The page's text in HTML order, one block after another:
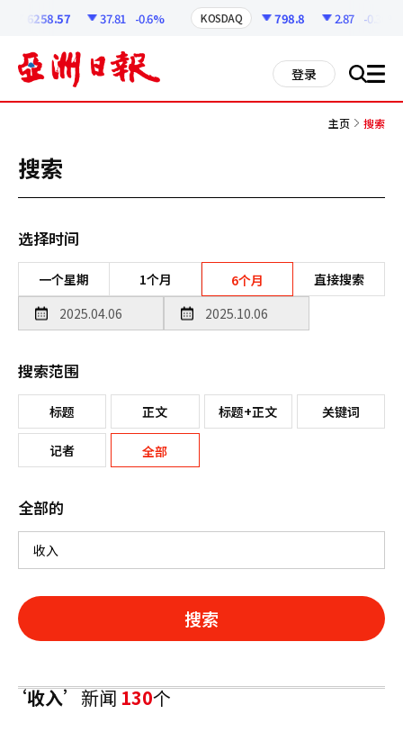
6258.57 37.81 -0.6% KOSDAQ 798.8 2.87 -0.36%
登录 搜 all
主页 搜索
搜索
选择时间
一个星期 1个月 6个月 直接搜索
搜索范围
标题 正文 标题+正文 关键词
记者 全部
全部的
搜索
‘收入’新闻130个